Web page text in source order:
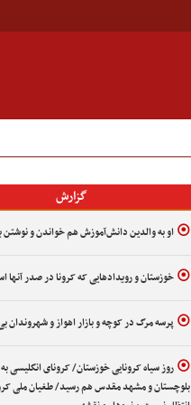
گزارش
او به والدین دانش‌آموزش هم خواندن و
خوزستان و رویدادهایی که کرونا در صدر آنها
پرسه مرگ در کوچه و بازار اهواز و شهروندان
روز سیاه کرونایی خوزستان/ کرونای انگلیسی
بلوچستان و مشهد مقدس هم رسید/ طغیان ملی